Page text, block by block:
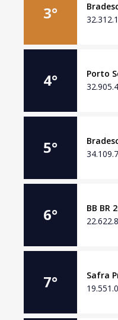
3°
4°
Porto
5°
6°
BB BR
7°
Safra